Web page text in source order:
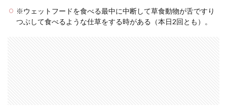
※ウェットフードを食べる最中に中断して草食動物が舌ですり
つぶして食べるような仕草をする時がある（本日2回とも）。